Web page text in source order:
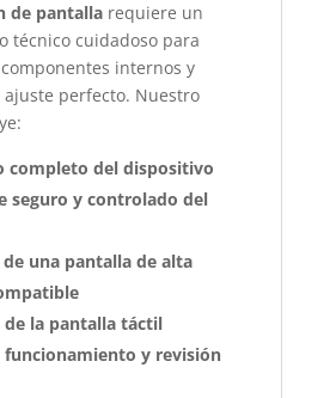
de pantallarequiere un
técnico cuidadoso para
internos y
perfecto. Nuestro
completo del dispositivo
seguro y controlado del
una pantalla de alta
de la pantalla táctil
funcionamiento y revisión